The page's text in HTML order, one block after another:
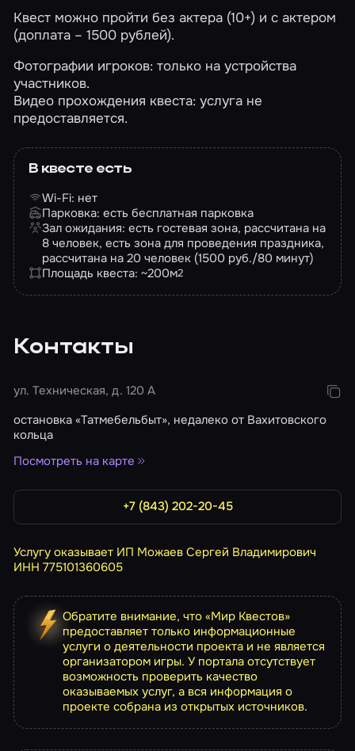
Квест можно пройти без актера (10+) и с актером
(доплата – 1500 рублей).
Фотографии игроков: только на устройства
участников.
Видео прохождения квеста: услуга не
предоставляется.
В квесте есть
Wi-Fi: нет
Парковка: есть бесплатная парковка
Зал ожидания: есть гостевая зона, рассчитана на
8 человек, есть зона для проведения праздника,
рассчитана на 20 человек (1500 руб./80 минут)
Площадь квеста: ~200м2
Контакты
ул. Техническая, д. 120 А
остановка «Татмебельбыт», недалеко от Вахитовского
кольца
Посмотреть на карте
+7 (843) 202-20-45
Услугу оказывает ИП Можаев Сергей Владимирович
ИНН 775101360605
Обратите внимание, что «Мир Квестов»
предоставляет только информационные
услуги о деятельности проекта и не является
организатором игры. У портала отсутствует
возможность проверить качество
оказываемых услуг, а вся информация о
проекте собрана из открытых источников.